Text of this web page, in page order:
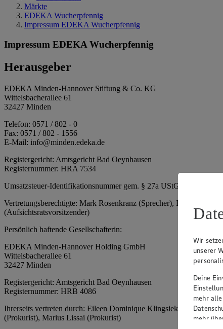
Märkte
EDEKA Wucherpfennig
Impressum EDEKA Wucherpfennig
Impressum EDEKA Wucherpfennig
Herausgeber
EDEKA Minden-Hannover Stiftung & Co. KG
Wittelsbacherallee 61
32427 Minden
Telefon: 0571 / 802 - 0
Fax: 0571 / 802 - 1556
E-Mail: info@minden.edeka.de
Registergericht: Amtsgericht Bad Oeynhausen
Registernummer: HRA 7534
Umsatzsteuer-Identifikationsnummer gem. § 27a UStG: DE
Vertretungsberechtigte: Mark Rosenkranz (Sprecher), Eileen
(Aufsichtsratsvorsitzender)
Persönlich haftende Gesellschafterin:
EDEKA Minden-Hannover Holding GmbH
Wittelsbacherallee 61
32427 Minden
Registergericht: Amtsgericht Bad Oeynhausen
Registernummer: HRB 4086
Ihrerseits vertreten durch: Eileen Dominique Klingsiek
(Prokurist), Marius Lissai (Prokurist)
Wir
unserer
Deine
mehr
mehr